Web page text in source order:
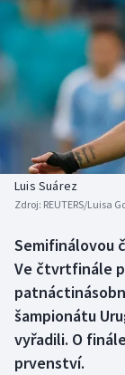
DALŠÍ SPORTY
Americký
Baseball a
Basketbal
Biatlon
Box
Curling
Dostihy
NEPŘEHLÉDNĚTE
Soutěže
Historické
Aplikace ČT
Luis Suárez
Zdroj: REUTERS/Luisa
Semifinálovou
Ve čtvrtfinále
šampionátu
vyřadili. O
prvenství.